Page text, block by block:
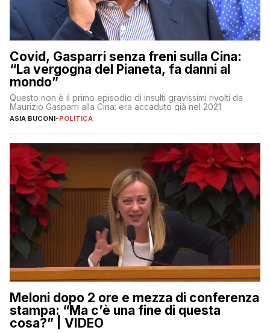
Covid, Gasparri senza freni sulla Cina:
“La vergogna del Pianeta, fa danni al
mondo”
Questo non è il primo episodio di insulti gravissimi rivolti da
Maurizio Gasparri alla Cina: era accaduto già nel 2021
ASIA BUCONI-POLITICA
Meloni dopo 2 ore e mezza di conferenza
stampa: “Ma c’è una fine di questa
cosa?” | VIDEO